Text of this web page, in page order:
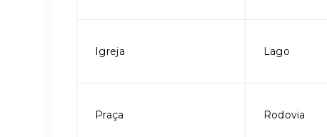
Igreja Lago
Praça Rodovia